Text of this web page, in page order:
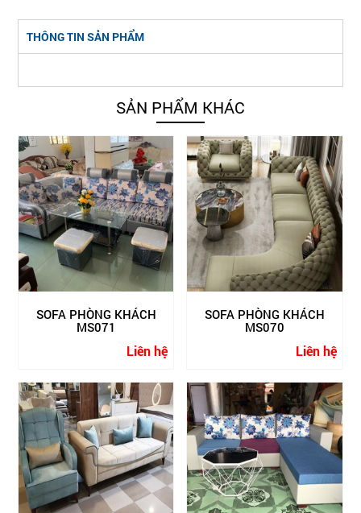
THÔNG TIN SẢN PHẨM
SẢN PHẨM KHÁC
SOFA PHÒNG KHÁCH
MS071
Liên hệ
SOFA PHÒNG KHÁCH
MS070
Liên hệ